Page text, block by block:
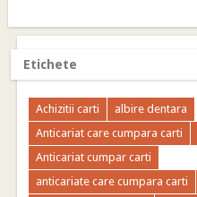
Etichete
Achizitii carti
albire dentara
Anticariat care cumpara carti
Anticariat cumpar carti
anticariate care cumpara carti